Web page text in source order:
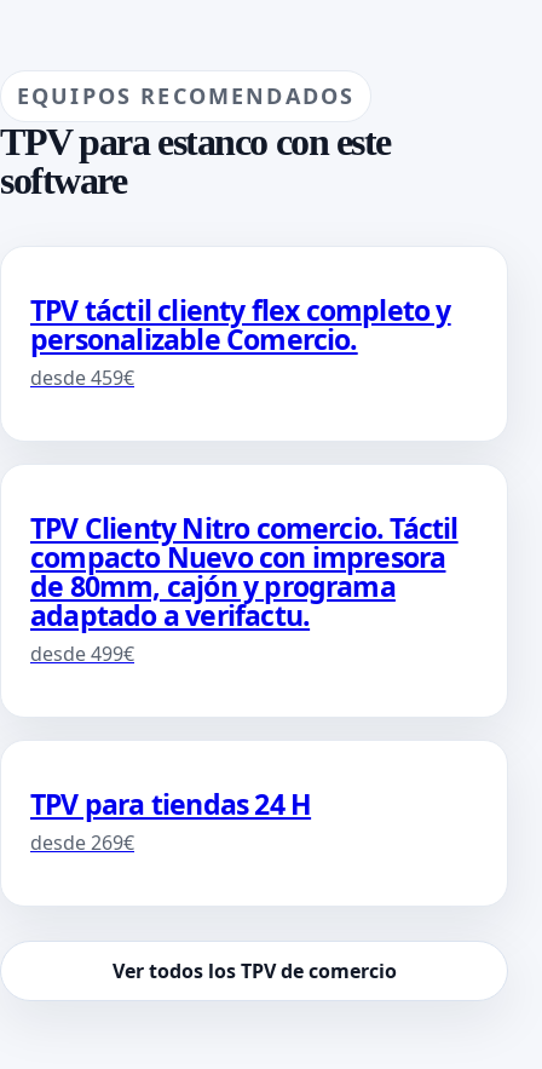
EQUIPOS RECOMENDADOS
TPV para estanco con este
software
TPV táctil clienty flex completo y
personalizable Comercio.
desde 459€
TPV Clienty Nitro comercio. Táctil
compacto Nuevo con impresora
de 80mm, cajón y programa
adaptado a verifactu.
desde 499€
TPV para tiendas 24 H
desde 269€
Ver todos los TPV de comercio